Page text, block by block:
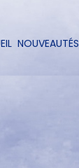
NOUVEAUTÉS